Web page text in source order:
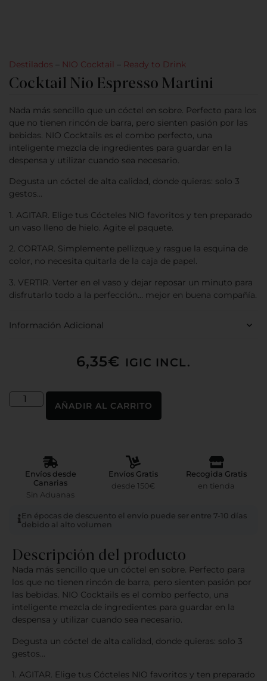
Destilados NIO Cocktail Ready to Drink
Cocktail Nio Espresso Martini
Nada más sencillo que un cóctel en sobre. Perfecto para los
que no tienen rincón de barra, pero sienten pasión por las
bebidas. NIO Cocktails es el combo perfecto, una
inteligente mezcla de ingredientes para guardar en la
despensa y utilizar cuando sea necesario.
Degusta un cóctel de alta calidad, donde quieras: solo 3
gestos…
1. AGITAR. Elige tus Cócteles NIO favoritos y ten preparado
un vaso lleno de hielo. Agite el paquete.
2. CORTAR. Simplemente pellizque y rasgue la esquina de
color, no necesita quitarla de la caja de papel.
3. VERTIR. Verter en el vaso y dejar reposar un minuto para
disfrutarlo todo a la perfección… mejor en buena compañía.
Información Adicional
6,35€ IGIC INCL.
AÑADIR AL CARRITO
Envíos desde
Canarias
Sin Aduanas
Envíos Gratis
desde 150€
Recogida Gratis
en tienda
En épocas de descuento el envío puede ser entre 7-10 días
debido al alto volumen
Descripción del producto
Nada más sencillo que un cóctel en sobre. Perfecto para
los que no tienen rincón de barra, pero sienten pasión por
las bebidas. NIO Cocktails es el combo perfecto, una
inteligente mezcla de ingredientes para guardar en la
despensa y utilizar cuando sea necesario.
Degusta un cóctel de alta calidad, donde quieras: solo 3
gestos…
1. AGITAR. Elige tus Cócteles NIO favoritos y ten preparado